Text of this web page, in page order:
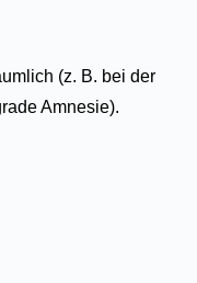
(z. B. bei der
Amnesie).